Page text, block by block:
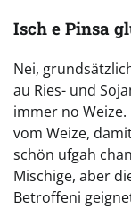
Isch e Pinsa
Nei,
au Ries- und
immer no Weize.
vom Weize,
schön ufgah
Mischige, aber
Betroffeni